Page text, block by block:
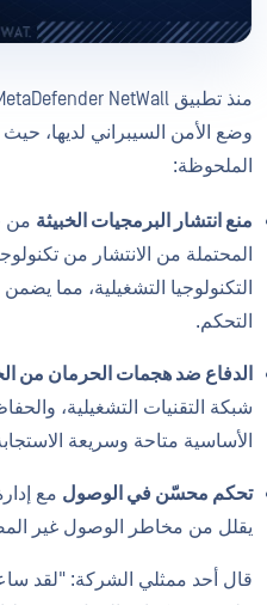
وضع الأمن السيبراني لديها،
الملحوظة:
منع انتشار البرمجيات الخبيثة من
المحتملة من الانتشار من
التكنولوجيا التشغيلية، مما
التحكم.
الدفاع ضد هجمات الحرمان من
شبكة التقنيات التشغيلية،
الأساسية متاحة وسريعة
تحكم محسّن في الوصول مع
يقلل من مخاطر الوصول غير